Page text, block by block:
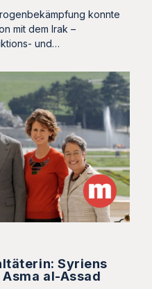
konnte
mit dem Irak –
und…
Syriens
al-Assad